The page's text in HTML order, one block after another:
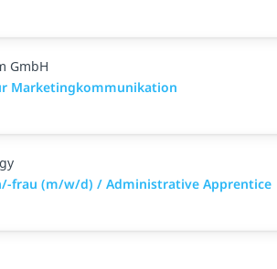
GmbH
Marketingkommunikation
frau (m/w/d) / Administrative Apprentice